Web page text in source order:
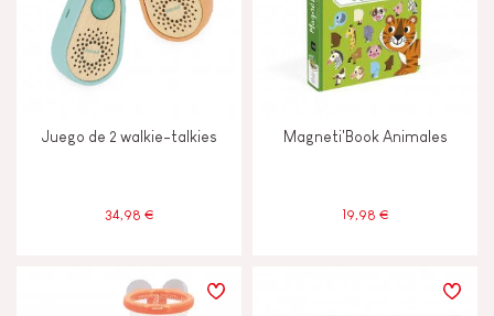
Juego de 2 walkie-talkies
34,98 €
Magneti'Book Animales
19,98 €